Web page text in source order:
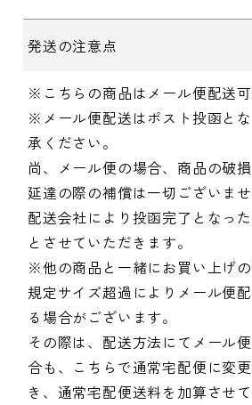
発送の注意点
※こちらの商品はメール便配送可
※メール便配送はポスト投函と
承ください。
尚、メール便の場合、商品の破
延達の際の補償は一切ございませ
配送会社により投函完了となっ
とさせていただきます。
※他の商品と一緒にお買い上げ
規定サイズ超過によりメール便
る場合がございます。
その際は、配送方法にてメール
合も、こちらで通常宅配便に変
き、通常宅配便送料を加算させ